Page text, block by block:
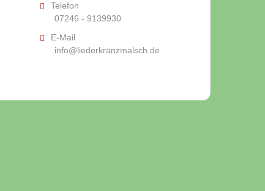
Telefon
07246 - 9139930
E-Mail
info@liederkranzmalsch.de